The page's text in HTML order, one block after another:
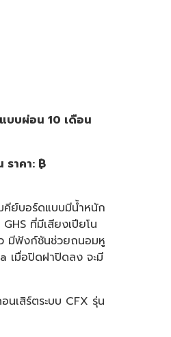
บบผ่อน 10 เดือน
ราคา: ฿
คีย์บอร์ดแบบมีน้ำหนัก
ที่มีเสียงเปียโน
มีฟังก์ชันช่วยถนอมหู
เมื่อปิดฝาปิดลง จะมี
เสิร์ตระบบ CFX รุ่น